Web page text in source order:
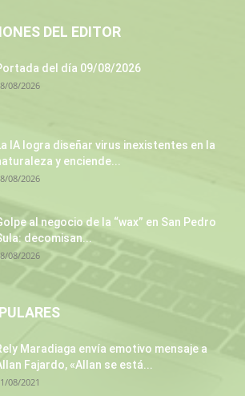
DEL EDITOR
del día 09/08/2026
08/2026
IA logra diseñar virus inexistentes en la
y enciende...
08/2026
al negocio de la “wax” en San Pedro
decomisan...
08/2026
Maradiaga envía emotivo mensaje a
Fajardo, «Allan se está...
08/2021